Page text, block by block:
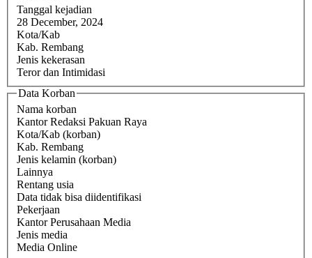
Tanggal kejadian
28 December, 2024
Kota/Kab
Kab. Rembang
Jenis kekerasan
Teror dan Intimidasi
Data Korban
Nama korban
Kantor Redaksi Pakuan Raya
Kota/Kab (korban)
Kab. Rembang
Jenis kelamin (korban)
Lainnya
Rentang usia
Data tidak bisa diidentifikasi
Pekerjaan
Kantor Perusahaan Media
Jenis media
Media Online